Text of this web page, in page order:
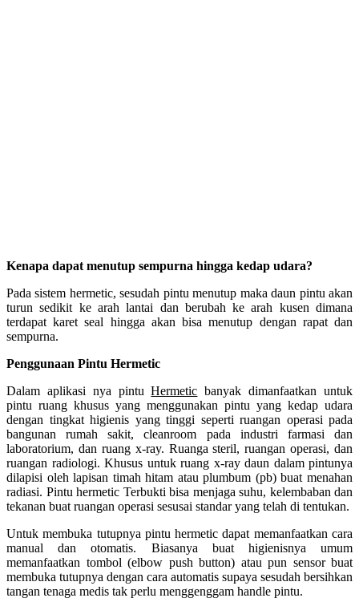
Kenapa dapat menutup sempurna hingga kedap udara?
Pada sistem hermetic, sesudah pintu menutup maka daun pintu akan
turun sedikit ke arah lantai dan berubah ke arah kusen dimana
terdapat karet seal hingga akan bisa menutup dengan rapat dan
sempurna.
Penggunaan Pintu Hermetic
Dalam aplikasi nya pintuHermetic banyak dimanfaatkan untuk
pintu ruang khusus yang menggunakan pintu yang kedap udara
dengan tingkat higienis yang tinggi seperti ruangan operasi pada
bangunan rumah sakit, cleanroom pada industri farmasi dan
laboratorium, dan ruang x-ray. Ruanga steril, ruangan operasi, dan
ruangan radiologi. Khusus untuk ruang x-ray daun dalam pintunya
dilapisi oleh lapisan timah hitam atau plumbum (pb) buat menahan
radiasi. Pintu hermetic Terbukti bisa menjaga suhu, kelembaban dan
tekanan buat ruangan operasi sesusai standar yang telah di tentukan.
Untuk membuka tutupnya pintu hermetic dapat memanfaatkan cara
manual dan otomatis. Biasanya buat higienisnya umum
memanfaatkan tombol (elbow push button) atau pun sensor buat
membuka tutupnya dengan cara automatis supaya sesudah bersihkan
tangan tenaga medis tak perlu menggenggam handle pintu.